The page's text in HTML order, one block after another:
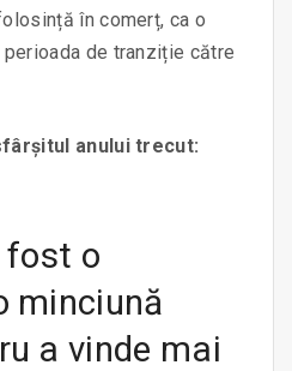
în comerț, ca o
de tranziție către
anului trecut:
fost o
minciună
a vinde mai